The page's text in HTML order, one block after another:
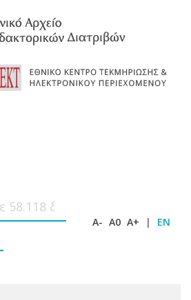
A- A0 A+ | EN